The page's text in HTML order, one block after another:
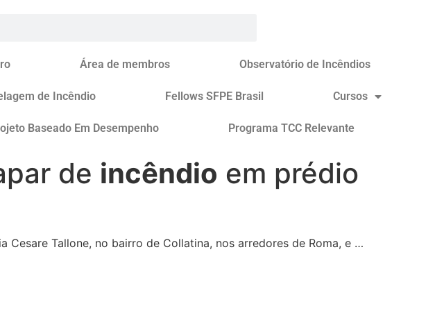
Área de membros Observatório de Incêndios
de Incêndio Fellows SFPE Brasil Cursos
Baseado Em Desempenho Programa TCC Relevante
de incêndio em prédio
Tallone, no bairro de Collatina, nos arredores de Roma, e …